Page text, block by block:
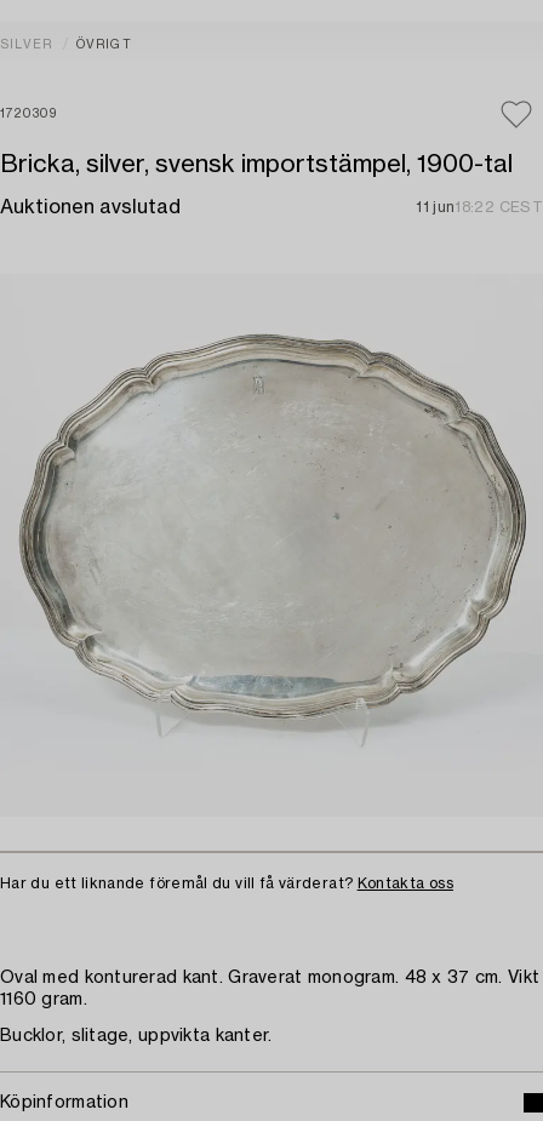
SILVER ÖVRIGT
1720309
Bricka, silver, svensk importstämpel, 1900-tal
Auktionen avslutad 11 jun18:22 CEST
Har du ett liknande föremål du vill få värderat? Kontakta oss
Oval med konturerad kant. Graverat monogram. 48 x 37 cm. Vikt
1160 gram.
Bucklor, slitage, uppvikta kanter.
Köpinformation